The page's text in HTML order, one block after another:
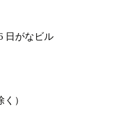
日がなビル
）